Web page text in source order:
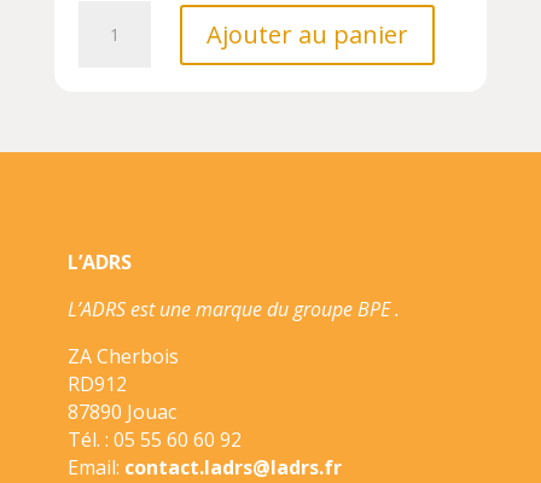
Ajouter au panier
L’ADRS
L’ADRS est une marque du groupe BPE .
ZA Cherbois
RD912
87890 Jouac
Tél. : 05 55 60 60 92
Email: contact.ladrs@ladrs.fr